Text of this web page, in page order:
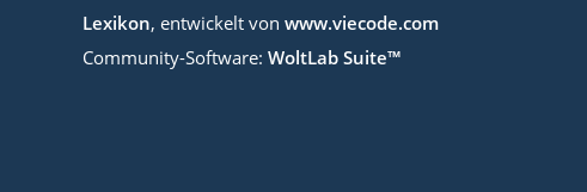
Lexikon, entwickelt vonwww.viecode.com
Community-Software:WoltLab Suite™